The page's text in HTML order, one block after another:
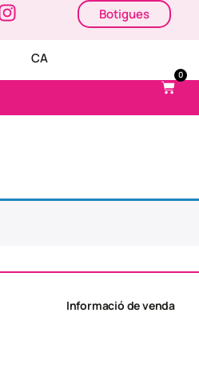
Botigues
CA
0
Informació de venda